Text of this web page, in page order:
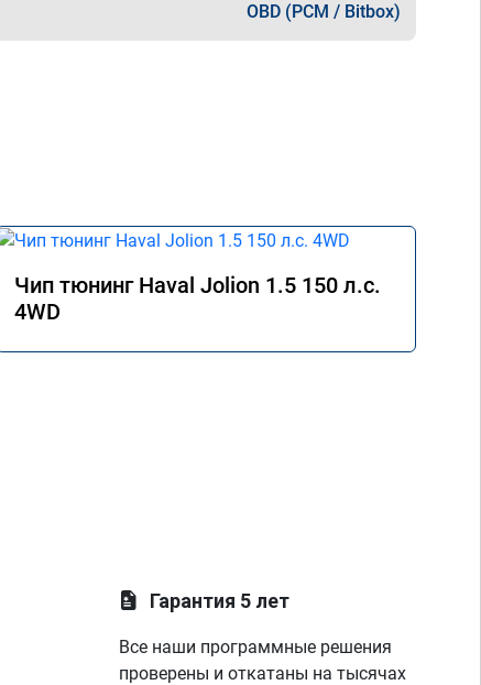
OBD (PCM / Bitbox)
Чип тюнинг Haval Jolion 1.5 150 л.с.
4WD
Гарантия 5 лет
Все наши программные решения
проверены и откатаны на тысячах